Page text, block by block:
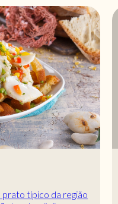
típico da região